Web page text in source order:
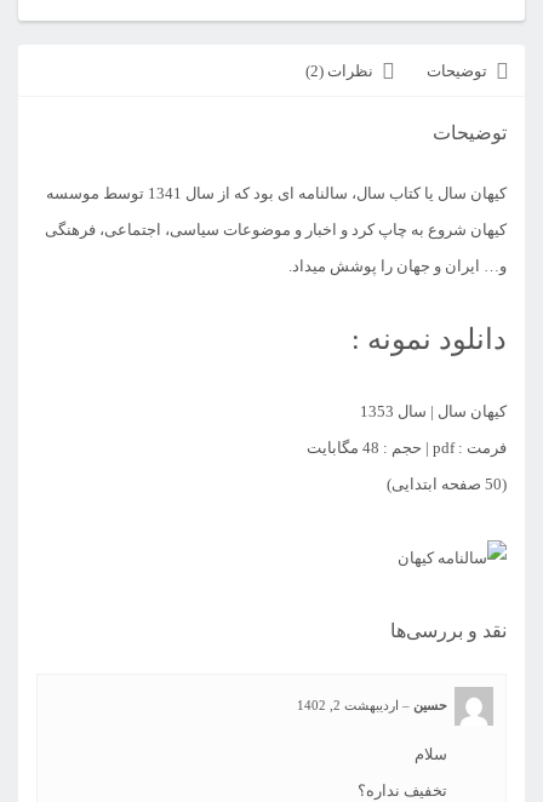
توضیحات نظرات (2)
توضیحات
کیهان سال یا کتاب سال، سالنامه ای بود که از سال 1341 توسط موسسه
کیهان شروع به چاپ کرد و اخبار و موضوعات سیاسی، اجتماعی، فرهنگی
و… ایران و جهان را پوشش میداد.
دانلود نمونه :
کیهان سال | سال 1353
فرمت : pdf | حجم : 48 مگابایت
(50 صفحه ابتدایی)
نقد و بررسی‌ها
حسین – اردیبهشت 2, 1402
سلام
تخفیف نداره؟